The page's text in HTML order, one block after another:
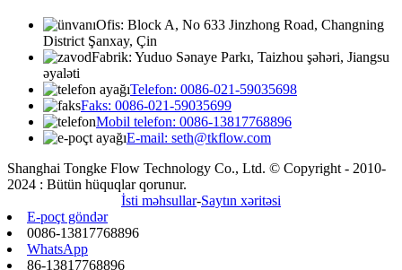
Ofis: Block A, No 633 Jinzhong Road, Changning
District Şanxay, Çin
Fabrik: Yuduo Sənaye Parkı, Taizhou şəhəri, Jiangsu
əyaləti
Telefon: 0086-021-59035698
Faks: 0086-021-59035699
Mobil telefon: 0086-13817768896
E-mail: seth@tkflow.com
Shanghai Tongke Flow Technology Co., Ltd. © Copyright - 2010-
2024 : Bütün hüquqlar qorunur.
İsti məhsullar-Saytın xəritəsi
E-poçt göndər
0086-13817768896
WhatsApp
86-13817768896